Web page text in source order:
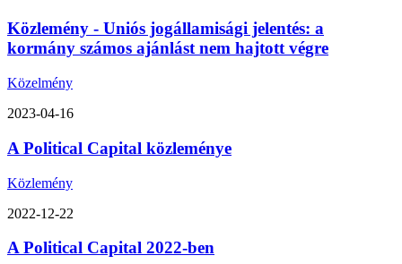
Közlemény - Uniós jogállamisági jelentés: a
kormány számos ajánlást nem hajtott végre
Közelmény
2023-04-16
A Political Capital közleménye
Közlemény
2022-12-22
A Political Capital 2022-ben